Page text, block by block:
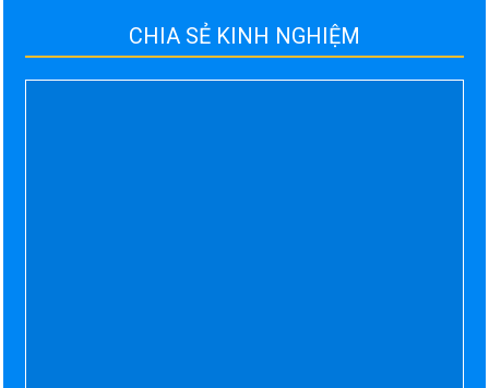
CHIA SẺ KINH NGHIỆM